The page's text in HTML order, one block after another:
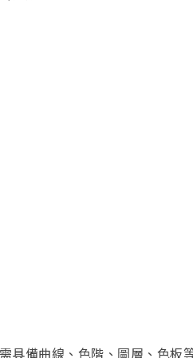
具備曲線、色階、圖層、色板